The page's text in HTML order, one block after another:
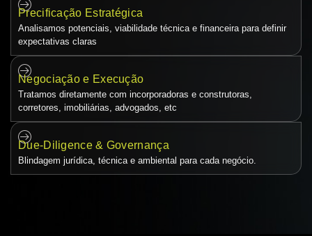
Precificação Estratégica
Analisamos potenciais, viabilidade técnica e financeira para definir
expectativas claras
Negociação e Execução
Tratamos diretamente com incorporadoras e construtoras,
corretores, imobiliárias, advogados, etc
Due‑Diligence & Governança
Blindagem jurídica, técnica e ambiental para cada negócio.